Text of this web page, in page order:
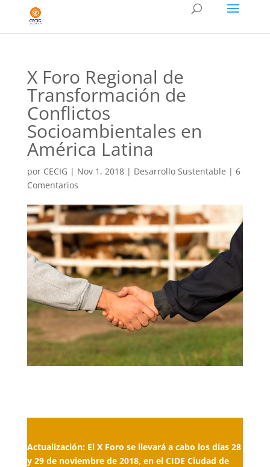
X Foro Regional de
Transformación de
Conflictos
Socioambientales en
América Latina
por CECIG | Nov 1, 2018| Desarrollo Sustentable | 6
Comentarios
Actualización: El X Foro se llevará a cabo los días 28
y 29 de noviembre de 2018, en el CIDE Ciudad de